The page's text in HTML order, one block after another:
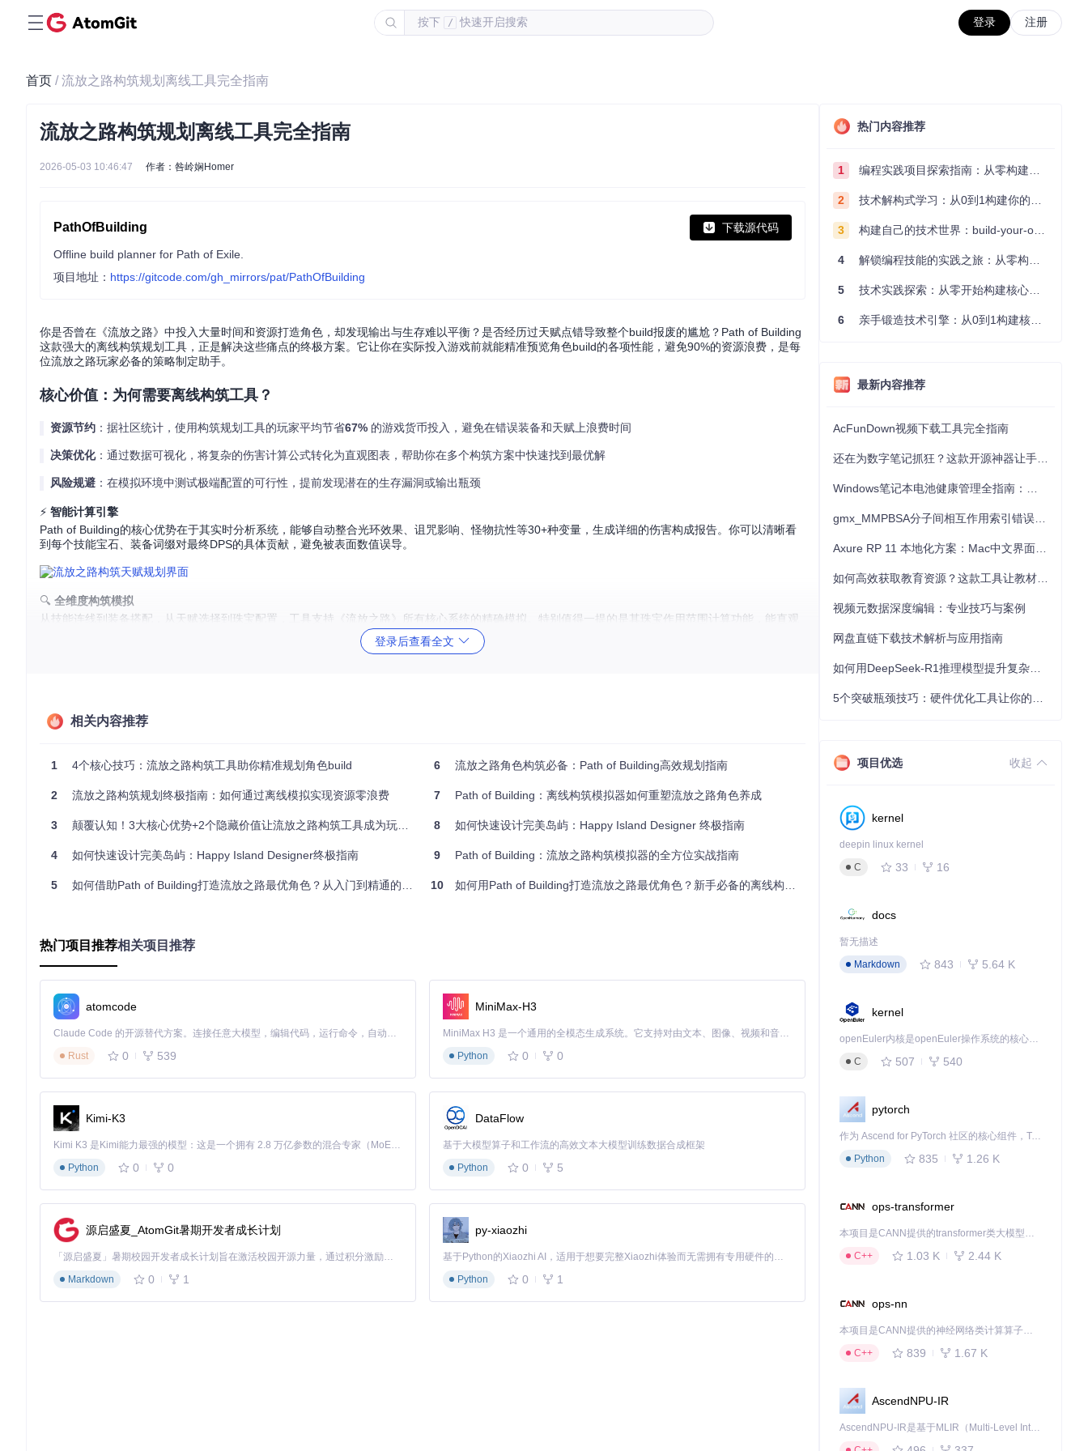
按下 / 快速开启搜索 登录 注册
首页 / 流放之路构筑规划离线工具完全指南
流放之路构筑规划离线工具完全指南
2026-05-03 10:46:47 作者：咎岭娴Homer
PathOfBuilding 下载源代码
Offline build planner for Path of Exile.
项目地址： https://gitcode.com/gh_mirrors/pat/PathOfBuilding
你是否曾在《流放之路》中投入大量时间和资源打造角色，却发现输出与生存难以平衡？是否经历过天赋点错导致整个build报废的尴尬？Path of Building
这款强大的离线构筑规划工具，正是解决这些痛点的终极方案。它让你在实际投入游戏前就能精准预览角色build的各项性能，避免90%的资源浪费，是每
位流放之路玩家必备的策略制定助手。
核心价值：为何需要离线构筑工具？
资源节约 ：据社区统计，使用构筑规划工具的玩家平均节省67% 的游戏货币投入，避免在错误装备和天赋上浪费时间
决策优化：通过数据可视化，将复杂的伤害计算公式转化为直观图表，帮助你在多个构筑方案中快速找到最优解
风险规避 ：在模拟环境中测试极端配置的可行性，提前发现潜在的生存漏洞或输出瓶颈
⚡️ 智能计算引擎
Path of Building的核心优势在于其实时分析系统，能够自动整合光环效果、诅咒影响、怪物抗性等30+种变量，生成详细的伤害构成报告。你可以清晰看
到每个技能宝石、装备词缀对最终DPS的具体贡献，避免被表面数值误导。
🔍 全维度构筑模拟
从技能连线到装备搭配，从天赋选择到珠宝配置，工具支持《流放之路》所有核心系统的精确模拟。特别值得一提的是其珠宝作用范围计算功能，能直观
显示范围珠宝对天赋树的影响区域，帮助你做出最优的珠宝放置决策。
新手入门：快速构建基础框架
技能配置 ：从内置的1000+技能数据库中选择主技能，系统会智能推荐最优辅助宝石组合
装备模板 ：根据BD定位自动生成装备词缀需求清单，明确告诉你需要哪些关键属性
📊进阶玩家：赛季机制适配
每个赛季的特色机制都可能彻底改变游戏玩法。以"军团珠宝"为例，工具能精确计算不同珠宝词缀对技能的提升幅度，甚至模拟在不同地图词缀下的表现
差异，让你提前规划赛季初期的过渡策略和后期目标。
团队协作：共享与优化
避坑指南：进阶技巧与注意事项
你是否遇到过模拟DPS很高但实际游戏体验很差的情况？这往往是因为忽略了以下关键因素：
生存与输出的平衡艺术
工具不仅显示秒伤数值，更提供详细的生存指标分析。
都会优先确保EHP（有效生命值）达到一定阈值，再追求伤害提升。通过调整"配
置"标签页中的怪物伤害参数，可以模拟不同地图难度下的生存表现。
隐藏属性的重要性
许多玩家只关注直接伤害数值，却忽略了攻击频率、暴击几率、元素穿透等间接属性的影响。工具的"详细计算"功能会将这些隐藏属性对伤害的贡献量化
显示，帮助你找到真正的提升瓶颈。
实战拓展：两个你可能不知道的实用场景
角色转型规划
登录后查看全文
相关内容推荐
1 4个核心技巧：流放之路构筑工具助你精准规划角色build
2 流放之路构筑规划终极指南：如何通过离线模拟实现资源零浪费
3 颠覆认知！3大核心优势+2个隐藏价值让流放之路构筑工具成为玩家必备
4 如何快速设计完美岛屿：Happy Island Designer终极指南
5 如何借助Path of Building打造流放之路最优角色？从入门到精通的实战指南
6 流放之路角色构筑必备：Path of Building高效规划指南
7 Path of Building：离线构筑模拟器如何重塑流放之路角色养成
8 如何快速设计完美岛屿：Happy Island Designer 终极指南
9 Path of Building：流放之路构筑模拟器的全方位实战指南
10 如何用Path of Building打造流放之路最优角色？新手必备的离线构筑工具指南
热门项目推荐相关项目推荐
atomcode
Claude Code 的开源替代方案。连接任意大模型，编辑代码，运行命令，自动验证 — 全自动执行。用 Rust 构建，极致性能。 ｜ An open-source alternative to Claude Code. Connect any LLM, edit code, run commands, and verify changes — autonomously. Built in Rust for speed. Get Started
Rust
0 539
MiniMax-H3
MiniMax H3 是一个通用的全模态生成系统。它支持对由文本、图像、视频和音频组成的多模态上下文进行统一理解，并能生成分辨率高达 2K、时长可达 15 秒的带原生立体声音频的视频。得益于面向任务泛化的系统设计，H3 在预训练阶段就已具备广泛的多模态上下文理解与生成能力，能够出色地执行复杂的多模态指令。
Python
0 0
Kimi-K3
Kimi K3 是Kimi能力最强的模型：这是一个拥有 2.8 万亿参数的混合专家（MoE）模型，具备原生视觉理解能力，并支持 100 万 token 的上下文窗口。
Python
0 0
DataFlow
基于大模型算子和工作流的高效文本大模型训练数据合成框架
Python
0 5
源启盛夏_AtomGit暑期开发者成长计划
「源启盛夏」暑期校园开发者成长计划旨在激活校园开源力量，通过积分激励、认证扶持、资源倾斜等形式，引导高校组织和开发者完成「入驻 — 建项目 — 做贡献 — 获认证 — 得资源」的完整闭环。无论你是想带领社团入驻平台的组织者，还是希望用代码贡献证明自己的开发者，都能在这里找到属于你的成长路径。
Markdown
0 1
py-xiaozhi
基于Python的Xiaozhi AI，适用于想要完整Xiaozhi体验而无需拥有专用硬件的用户。
Python
0 1
热门内容推荐
1 编程实践项目探索指南：从零构建技术能力体系
2 技术解构式学习：从0到1构建你的编程知识体系
3 构建自己的技术世界：build-your-own-x项目的实践探索指南
4 解锁编程技能的实践之旅：从零构建你的技术世界
5 技术实践探索：从零开始构建核心系统的实践指南
6 亲手锻造技术引擎：从0到1构建核心系统的实践指南
最新内容推荐
AcFunDown视频下载工具完全指南
视频元数据深度编辑：专业技巧与案例
网盘直链下载技术解析与应用指南
项目优选 收起
kernel
deepin linux kernel
C
33 16
docs
暂无描述
Markdown
843 5.64 K
kernel
openEuler内核是openEuler操作系统的核心，既是系统性能与稳定性的基石，也是连接处理器、设备与服务的桥梁。
C
507 540
pytorch
作为 Ascend for PyTorch 社区的核心组件，TorchNPU 是昇腾专为 PyTorch 打造的深度学习适配插件，使 PyTorch 框架能够直接调用昇腾 NPU，为开发者提供昇腾 AI 处理器的超强算力。
Python
835 1.26 K
ops-transformer
本项目是CANN提供的transformer类大模型算子库，实现网络在NPU上加速计算。
C++
1.03 K 2.44 K
ops-nn
本项目是CANN提供的神经网络类计算算子库，实现网络在NPU上加速计算。
C++
839 1.67 K
AscendNPU-IR
AscendNPU-IR是基于MLIR（Multi-Level Intermediate Representation）构建的，面向昇腾亲和算子编译时使用的中间表示，提供昇腾完备表达能力，通过编译优化提升昇腾AI处理器计算效率，支持通过生态框架使能昇腾AI处理器与深度调优